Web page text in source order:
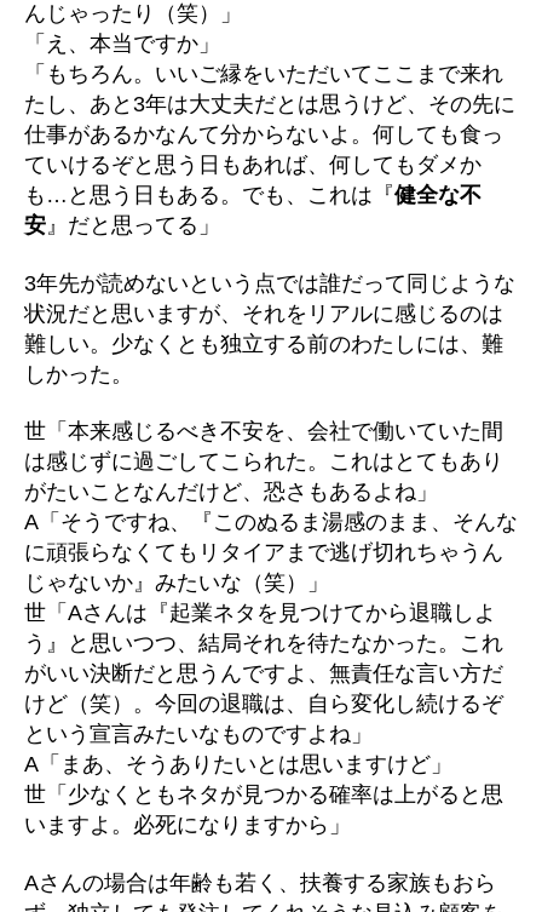
んじゃったり（笑）」
「え、本当ですか」
「もちろん。いいご縁をいただいてここまで来れ
たし、あと3年は大丈夫だとは思うけど、その先に
仕事があるかなんて分からないよ。何しても食っ
ていけるぞと思う日もあれば、何してもダメか
も…と思う日もある。でも、これは『健全な不
安』だと思ってる」
3年先が読めないという点では誰だって同じような
状況だと思いますが、それをリアルに感じるのは
難しい。少なくとも独立する前のわたしには、難
しかった。
世「本来感じるべき不安を、会社で働いていた間
は感じずに過ごしてこられた。これはとてもあり
がたいことなんだけど、恐さもあるよね」
A「そうですね、『このぬるま湯感のまま、そんな
に頑張らなくてもリタイアまで逃げ切れちゃうん
じゃないか』みたいな（笑）」
世「Aさんは『起業ネタを見つけてから退職しよ
う』と思いつつ、結局それを待たなかった。これ
がいい決断だと思うんですよ、無責任な言い方だ
けど（笑）。今回の退職は、自ら変化し続けるぞ
という宣言みたいなものですよね」
A「まあ、そうありたいとは思いますけど」
世「少なくともネタが見つかる確率は上がると思
いますよ。必死になりますから」
Aさんの場合は年齢も若く、扶養する家族もおら